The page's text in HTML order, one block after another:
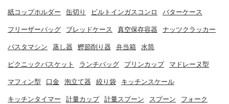
紙コップホルダー 缶切り ビルトインガスコンロ バターケース
フリーザーバッグ ブレッドケース 真空保存容器 ナッツクラッカー
パスタマシン 蒸し器 鰹節削り器 弁当箱 水筒
ピクニックバスケット ランチバッグ プリンカップ マドレーヌ型
マフィン型 口金 泡立て器 絞り袋 キッチンスケール
キッチンタイマー 計量カップ 計量スプーン スプーン フォーク